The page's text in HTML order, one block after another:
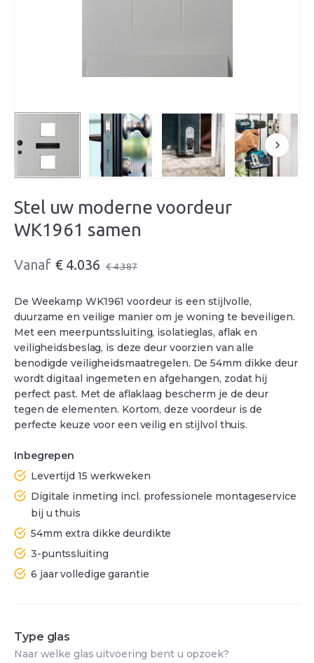
Stel uw moderne voordeur
WK1961 samen
€4.387
Oorspronkelijke
was:
€ 4.387.
€4.036
Huidige
is:
€ 4.036.
De Weekamp WK1961 voordeur is een stijlvolle,
duurzame en veilige manier om je woning te beveiligen.
Met een meerpuntssluiting, isolatieglas, aflak en
veiligheidsbeslag, is deze deur voorzien van alle
benodigde veiligheidsmaatregelen. De 54mm dikke deur
wordt digitaal ingemeten en afgehangen, zodat hij
perfect past. Met de aflaklaag bescherm je de deur
tegen de elementen. Kortom, deze voordeur is de
perfecte keuze voor een veilig en stijlvol thuis.
Inbegrepen
Levertijd 15 werkweken
Digitale inmeting incl. professionele montageservice
bij u thuis
54mm extra dikke deurdikte
3-puntssluiting
6 jaar volledige garantie
Type glas
Naar welke glas uitvoering bent u opzoek?